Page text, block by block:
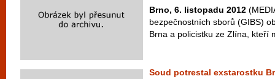
Brno, 6. listopadu 2012
bezpečnostních sborů (GIBS)
Brna a policistku ze Zlína, kteří
Soud potrestal exstarostku